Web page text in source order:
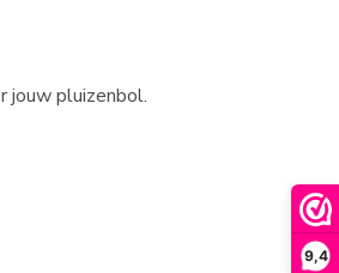
9,4
jouw pluizenbol.